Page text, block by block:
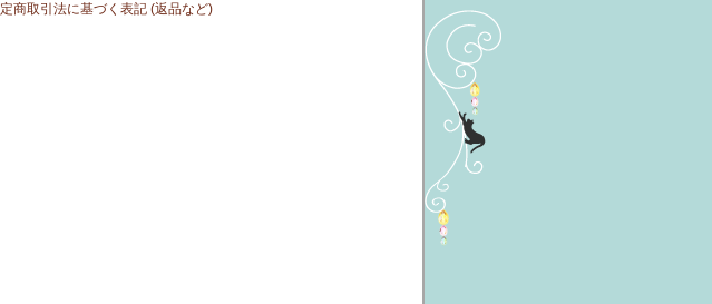
商取引法に基づく表記 (返品など)